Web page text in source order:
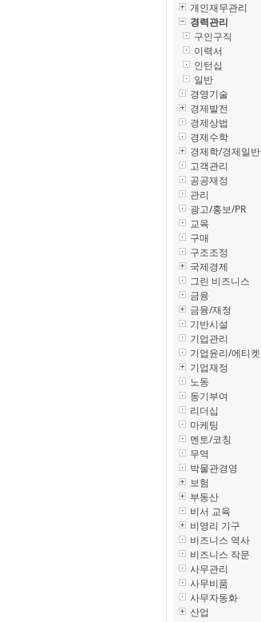
개인재무관리
경력관리
구인구직
이력서
인턴십
일반
경영기술
경제발전
경제상법
경제수학
경제학/경제일반
고객관리
공공재정
관리
광고/홍보/PR
교육
구매
구조조정
국제경제
그린 비즈니스
금융
금융/재정
기반시설
기업관리
기업윤리/에티켓
기업재정
노동
동기부여
리더십
마케팅
멘토/코칭
무역
박물관경영
보험
부동산
비서 교육
비영리 기구
비즈니스 역사
비즈니스 작문
사무관리
사무비품
사무자동화
산업